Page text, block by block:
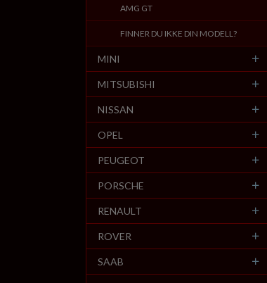
AMG GT
FINNER DU IKKE DIN MODELL?
MINI
MITSUBISHI
NISSAN
OPEL
PEUGEOT
PORSCHE
RENAULT
ROVER
SAAB